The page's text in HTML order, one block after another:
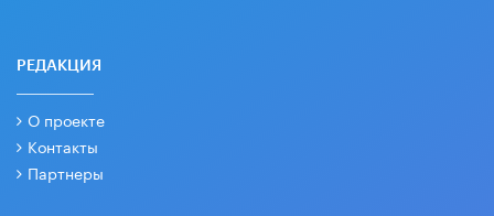
РЕДАКЦИЯ
О проекте
Контакты
Партнеры